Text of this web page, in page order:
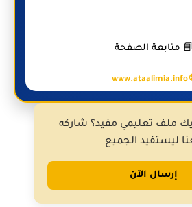
📘 متابعة الصفحة
🌐
ملف تعليمي مفيد؟ شاركه
ليستفيد الجميع
إرسال الآن